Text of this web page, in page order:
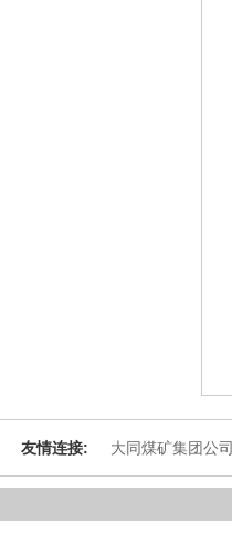
友情连接: 大同煤矿集团公司